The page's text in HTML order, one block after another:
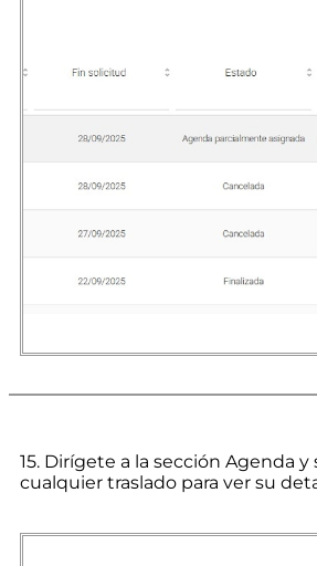
15. Dirígete a la sección Agenda y
cualquier traslado para ver su